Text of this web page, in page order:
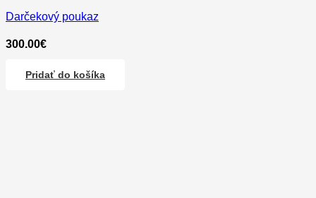
Darčekový poukaz
300.00€
Pridať do košíka